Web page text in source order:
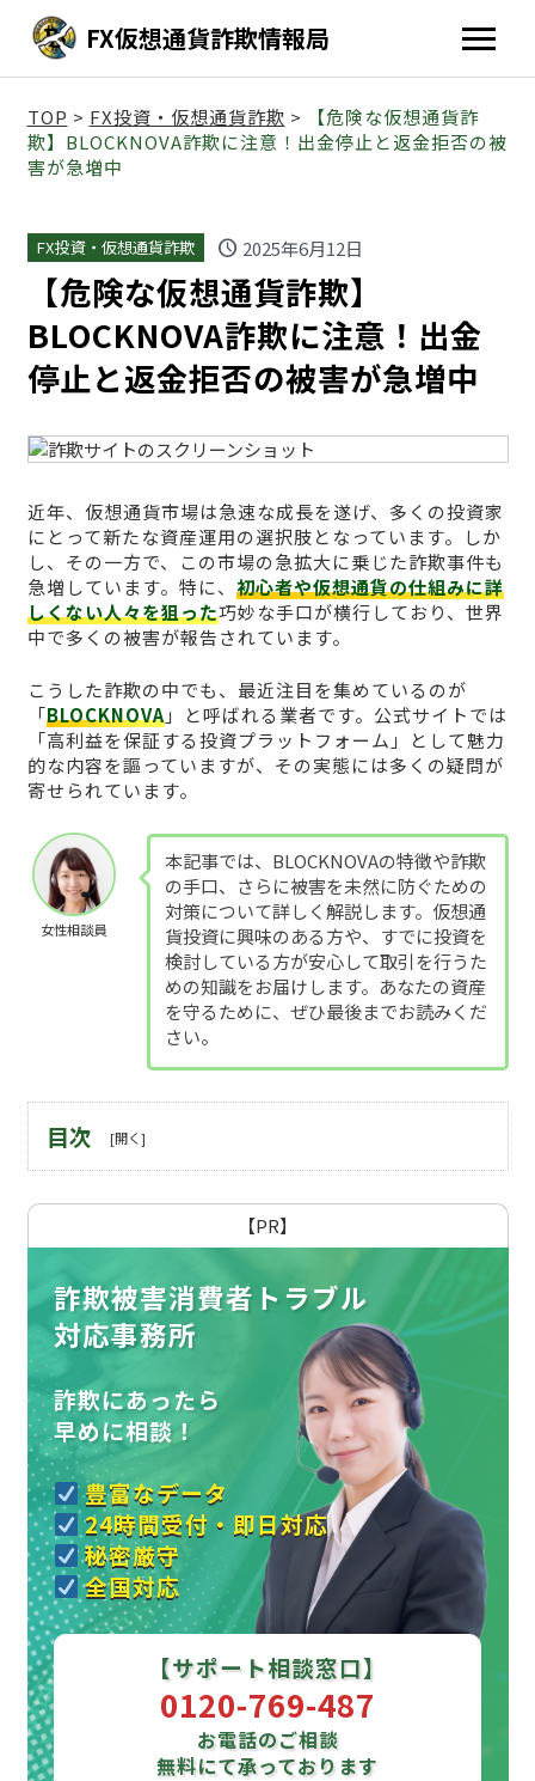
FX仮想通貨詐欺情報局
TOP > FX投資・仮想通貨詐欺 >
【危険な仮想通貨詐
欺】BLOCKNOVA詐欺に注意！出金停止と返金拒否の被
害が急増中
FX投資・仮想通貨詐欺 schedule 2025年6月12日
【危険な仮想通貨詐欺】
BLOCKNOVA詐欺に注意！出金
停止と返金拒否の被害が急増中
近年、仮想通貨市場は急速な成長を遂げ、多くの投資家
にとって新たな資産運用の選択肢となっています。しか
し、その一方で、この市場の急拡大に乗じた詐欺事件も
急増しています。特に、 初心者や仮想通貨の仕組みに詳
しくない人々を狙った巧妙な手口が横行しており、世界
中で多くの被害が報告されています。
こうした詐欺の中でも、最近注目を集めているのが
「BLOCKNOVA」と呼ばれる業者です。公式サイトでは
「高利益を保証する投資プラットフォーム」として魅力
的な内容を謳っていますが、その実態には多くの疑問が
寄せられています。
女性相談員
本記事では、BLOCKNOVAの特徴や詐欺
の手口、さらに被害を未然に防ぐための
対策について詳しく解説します。仮想通
貨投資に興味のある方や、すでに投資を
検討している方が安心して取引を行うた
めの知識をお届けします。あなたの資産
を守るために、ぜひ最後までお読みくだ
さい。
目次
【PR】
詐欺被害消費者トラブル
対応事務所
詐欺にあったら
早めに相談！
豊富なデータ
24時間受付・即日対応
秘密厳守
全国対応
【サポート相談窓口】
0120-769-487
お電話のご相談
無料にて承っております